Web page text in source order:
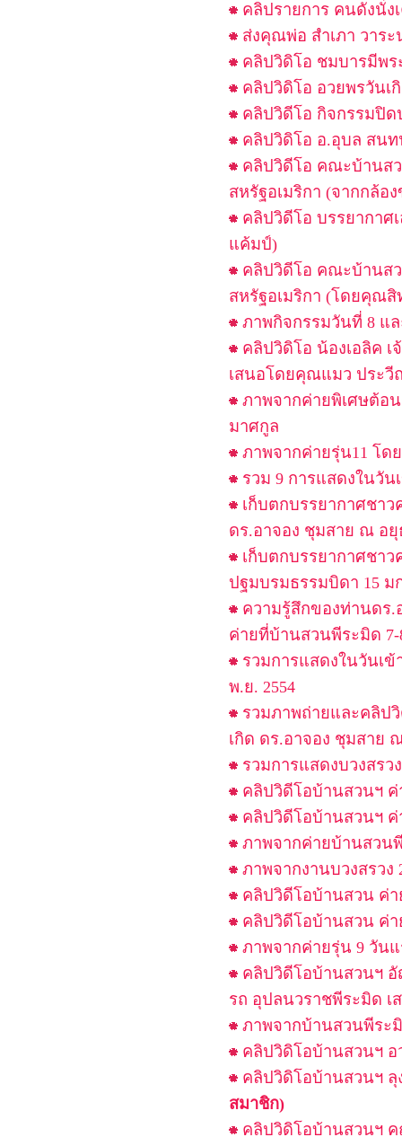
คลิปรายการ คนดังนั่ง
ส่งคุณพ่อ สำเภา วาร
คลิปวิดิโอ ชมบารมีพร
คลิปวิดิโอ อวยพรวันเ
คลิปวิดีโอ กิจกรรมปิด
คลิปวิดิโอ อ.อุบล สนท
คลิปวิดีโอ คณะบ้านส
สหรัฐอเมริกา (จากกล้อ
คลิปวิดีโอ บรรยากา
แค้มป์)
คลิปวิดีโอ คณะบ้านส
สหรัฐอเมริกา (โดยคุณสิ
ภาพกิจกรรมวันที่ 8 แ
คลิปวิดิโอ น้องเอลิค
เสนอโดยคุณแมว ประ
ภาพจากค่ายพิเศษต้อ
มาศกูล
ภาพจากค่ายรุ่น11 โ
รวม 9 การแสดงในวั
เก็บตกบรรยากาศชา
ดร.อาจอง ชุมสาย ณ อยุ
เก็บตกบรรยากาศชา
ปฐมบรมธรรมบิดา 15 ม
ความรู้สึกของท่านดร.
ค่ายที่บ้านสวนพีระมิด 7-
รวมการแสดงในวันเ
พ.ย. 2554
รวมภาพถ่ายและคลิป
เกิด ดร.อาจอง ชุมสาย
รวมการแสดงบวงสรว
คลิปวิดีโอบ้านสวนฯ ค่
คลิปวิดีโอบ้านสวนฯ ค่
ภาพจากค่ายบ้านสวน
ภาพจากงานบวงสรวง
คลิปวิดีโอบ้านสวน ค่า
คลิปวิดีโอบ้านสวน ค่า
ภาพจากค่ายรุ่น 9 วันแ
คลิปวิดีโอบ้านสวนฯ
รถ อุปลนวราชพีระมิด เ
ภาพจากบ้านสวนพีระ
คลิปวิดิโอบ้านสวนฯ อ
คลิปวิดิโอบ้านสวนฯ
สมาชิก)
คลิปวิดิโอบ้านสวนฯ